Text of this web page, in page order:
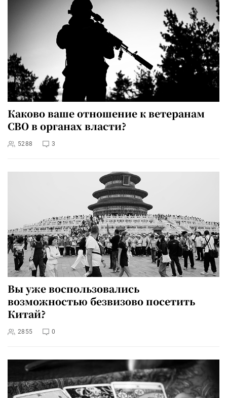
Каково ваше отношение к ветеранам
СВО в органах власти?
5288 3
Вы уже воспользовались
возможностью безвизово посетить
Китай?
2855 0